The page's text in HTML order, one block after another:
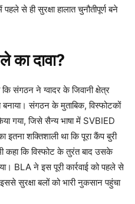
से ही सुरक्षा हालात चुनौतीपूर्ण बने
का दावा?
संगठन ने ग्वादर के जिवानी क्षेत्र
बनाया। संगठन के मुताबिक, विस्फोटकों
गया, जिसे सैन्य भाषा में SVBIED
इतना शक्तिशाली था कि पूरा कैंप बुरी
कहा कि विस्फोट के तुरंत बाद उसके
BLA ने इस पूरी कार्रवाई को पहले से
सुरक्षा बलों को भारी नुकसान पहुंचा